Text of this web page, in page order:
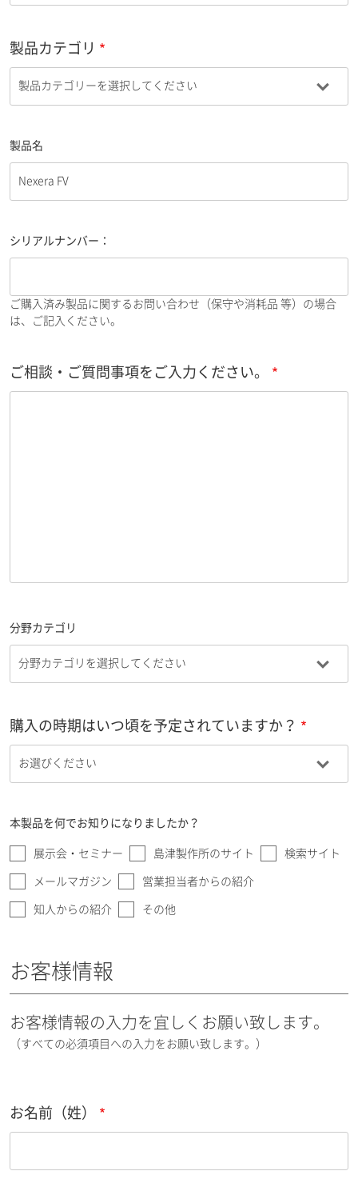
製品カテゴリ
製品名
シリアルナンバー：
ご購入済み製品に関するお問い合わせ（保守や消耗品 等）の場合
は、ご記入ください。
ご相談・ご質問事項をご入力ください。
分野カテゴリ
購入の時期はいつ頃を予定されていますか？
本製品を何でお知りになりましたか？
展示会・セミナー 島津製作所のサイト 検索サイト
メールマガジン 営業担当者からの紹介
知人からの紹介 その他
お客様情報
お客様情報の入力を宜しくお願い致します。
（すべての必須項目への入力をお願い致します。）
お名前（姓）